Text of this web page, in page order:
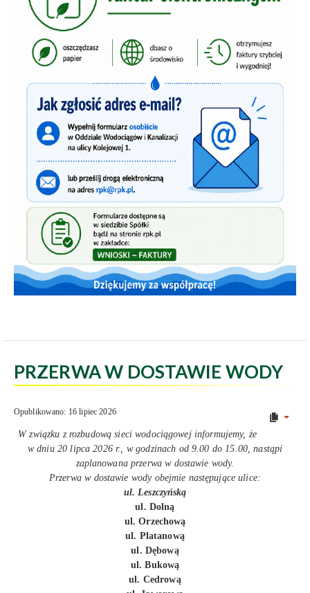
PRZERWA W DOSTAWIE WODY
Opublikowano: 16 lipiec 2026
W związku z rozbudową sieci wodociągowej informujemy, że
w dniu 20 lipca 2026 r., w godzinach od 9.00 do 15.00, nastąpi
zaplanowana przerwa w dostawie wody.
Przerwa w dostawie wody obejmie następujące ulice:
ul. Leszczyńską
ul. Dolną
ul. Orzechową
ul. Platanową
ul. Dębową
ul. Bukową
ul. Cedrową